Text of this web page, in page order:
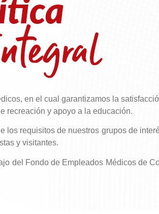
en el cual garantizamos la
recreación y apoyo a la educación.
requisitos de nuestros grupos de
y visitantes.
del Fondo de Empleados Médicos de